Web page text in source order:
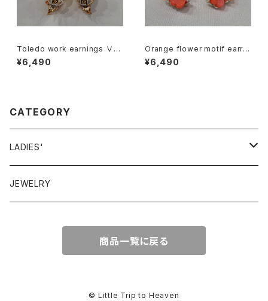
Toledo work earnings Ⅴ
"Face" トレドワーク イヤリン
グ Ⅴ "フェイス"
¥6,490
Orange flower motif earrin
gs オレンジ 花モチーフ イヤリ
ング
¥6,490
CATEGORY
LADIES'
VINTAGE
JEWELRY
商品一覧に戻る
© Little Trip to Heaven